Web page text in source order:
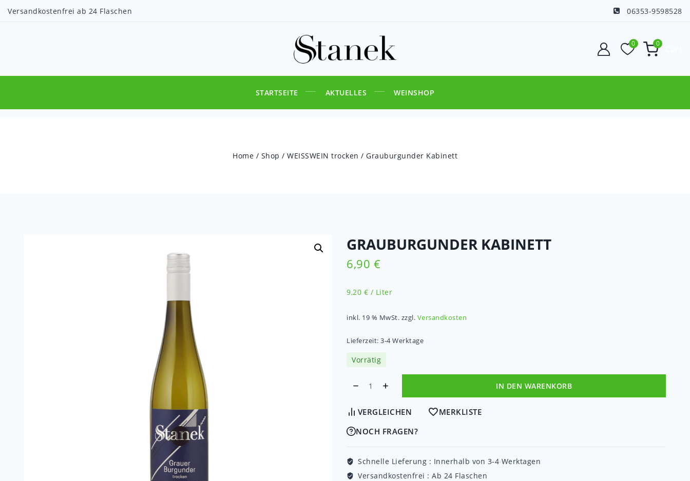
Versandkostenfrei ab 24 Flaschen 06353-9598528
0 0
STARTSEITE AKTUELLES WEINSHOP
Home / Shop / WEISSWEIN trocken / Grauburgunder Kabinett
GRAUBURGUNDER KABINETT
6,90 €
9,20 € / Liter
inkl. 19 % MwSt. zzgl. Versandkosten
Lieferzeit: 3-4 Werktage
Vorrätig
IN DEN WARENKORB
Alternative:
VERGLEICHEN
MERKLISTE
NOCH FRAGEN?
Schnelle Lieferung : Innerhalb von 3-4 Werktagen
Versandkostenfrei : Ab 24 Flaschen